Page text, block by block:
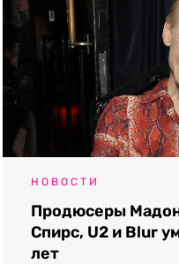
НОВОСТИ
Продюсеры
Спирс, U2 и Blur
лет